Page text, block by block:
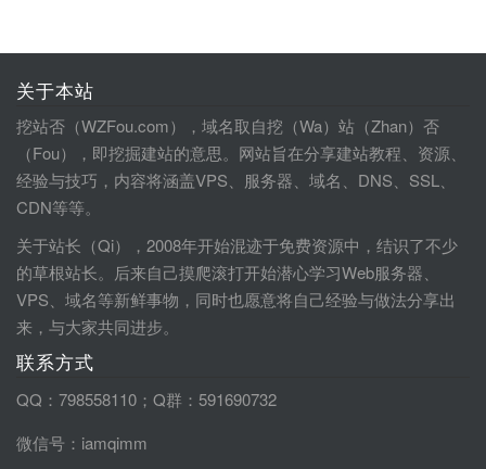
关于本站
挖站否（WZFou.com），域名取自挖（Wa）站（Zhan）否
（Fou），即挖掘建站的意思。网站旨在分享建站教程、资源、
经验与技巧，内容将涵盖VPS、服务器、域名、DNS、SSL、
CDN等等。
关于站长（Qi），2008年开始混迹于免费资源中，结识了不少
的草根站长。后来自己摸爬滚打开始潜心学习Web服务器、
VPS、域名等新鲜事物，同时也愿意将自己经验与做法分享出
来，与大家共同进步。
联系方式
QQ：798558110；Q群：591690732
微信号：iamqimm